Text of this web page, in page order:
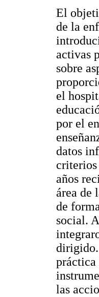
El
de la
activas
sobre
el
por el
datos
años
área de
de
social.
dirigido.
práctica
las